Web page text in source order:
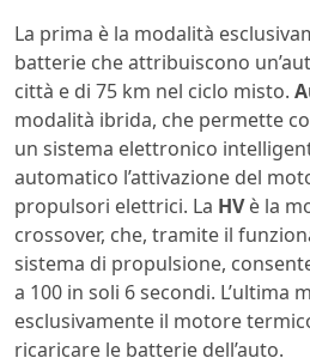
La prima è la modalità
batterie che attribuiscono
città e di 75 km nel ciclo misto.
modalità ibrida, che permette
un sistema elettronico
automatico l’attivazione del
propulsori elettrici. La HVè la
crossover, che, tramite il
sistema di propulsione,
a 100 in soli 6 secondi. L’ultima
esclusivamente il motore
ricaricare le batterie dell’auto.